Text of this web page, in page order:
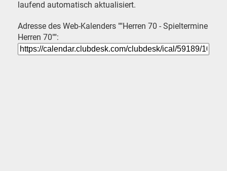
laufend automatisch aktualisiert.
Adresse des Web-Kalenders ""Herren 70 - Spieltermine
Herren 70"":